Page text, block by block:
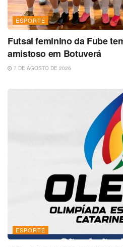
ESPORTE
Futsal feminino da Fube
amistoso em Botuverá
7 DE AGOSTO DE 2026
ESPORTE